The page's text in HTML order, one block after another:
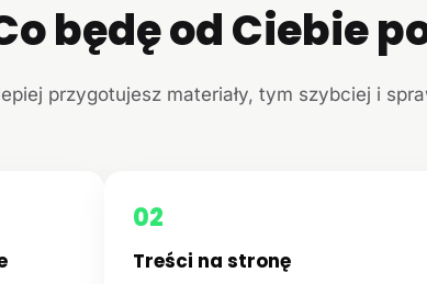
będę od Ciebie
przygotujesz materiały, tym szybciej i
02
Treści na stronę